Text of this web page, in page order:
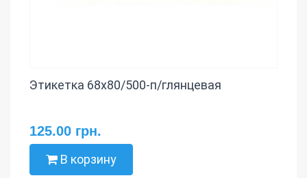
Этикетка 68x80/500-п/глянцевая
125.00 грн.
В корзину